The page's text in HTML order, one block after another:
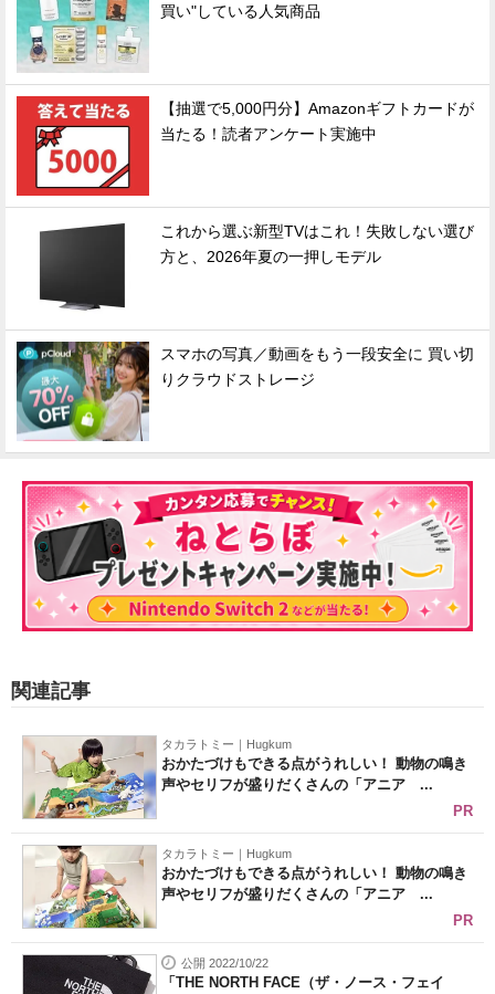
買い"している人気商品
【抽選で5,000円分】Amazonギフトカードが
当たる！読者アンケート実施中
これから選ぶ新型TVはこれ！失敗しない選び
方と、2026年夏の一押しモデル
スマホの写真／動画をもう一段安全に 買い切
りクラウドストレージ
関連記事
タカラトミー｜Hugkum
おかたづけもできる点がうれしい！ 動物の鳴き
声やセリフが盛りだくさんの「アニア ...
PR
タカラトミー｜Hugkum
おかたづけもできる点がうれしい！ 動物の鳴き
声やセリフが盛りだくさんの「アニア ...
PR
公開 2022/10/22
「THE NORTH FACE（ザ・ノース・フェイ